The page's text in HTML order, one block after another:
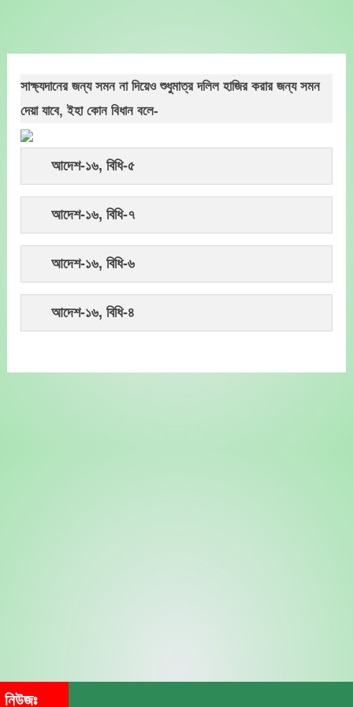
সাক্ষ্যদানের জন্য সমন না দিয়েও শুধুমাত্র দলিল হাজির করার জন্য সমন
দেয়া যাবে, ইহা কোন বিধান বলে-
আদেশ-১৬, বিধি-৫
আদেশ-১৬, বিধি-৭
আদেশ-১৬, বিধি-৬
আদেশ-১৬, বিধি-৪
নিউজঃ